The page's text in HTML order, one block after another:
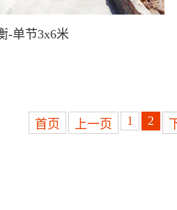
-单节3x6米
首页 上一页 1 2